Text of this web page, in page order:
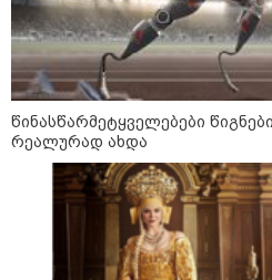
09:52 / 07-08-2026
წინასწარმეტყველებები
რეალურად ახდა